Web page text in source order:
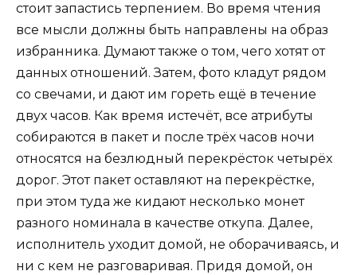
стоит запастись терпением. Во время чтения
все мысли должны быть направлены на образ
избранника. Думают также о том, чего хотят от
данных отношений. Затем, фото кладут рядом
со свечами, и дают им гореть ещё в течение
двух часов. Как время истечёт, все атрибуты
собираются в пакет и после трёх часов ночи
относятся на безлюдный перекрёсток четырёх
дорог. Этот пакет оставляют на перекрёстке,
при этом туда же кидают несколько монет
разного номинала в качестве откупа. Далее,
исполнитель уходит домой, не оборачиваясь, и
ни с кем не разговаривая. Придя домой, он